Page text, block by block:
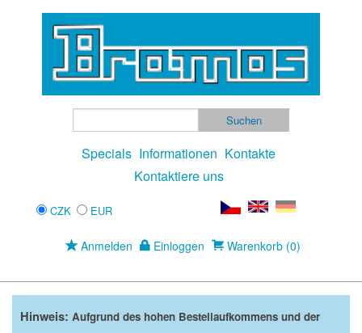
Specials Informationen Kontakte
Kontaktiere uns
CZK EUR
Anmelden Einloggen Warenkorb (0)
Hinweis: Aufgrund des hohen Bestellaufkommens und der